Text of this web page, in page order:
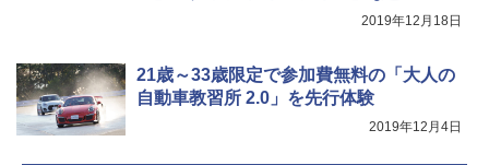
2019年12月18日
21歳～33歳限定で参加費無料の「大人の
自動車教習所 2.0」を先行体験
2019年12月4日